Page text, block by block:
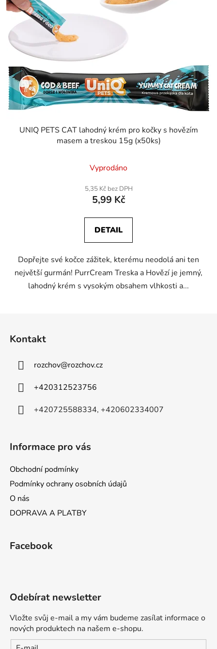
UNIQ PETS CAT lahodný krém pro kočky s hovězím
masem a treskou 15g (x50ks)
Vyprodáno
5,35 Kč bez DPH
5,99 Kč
DETAIL
Dopřejte své kočce zážitek, kterému neodolá ani ten
největší gurmán! PurrCream Treska a Hovězí je jemný,
lahodný krém s vysokým obsahem vlhkosti a...
Kontakt
rozchov@rozchov.cz
+420312523756
+420725588334, +420602334007
Informace pro vás
Obchodní podmínky
Podmínky ochrany osobních údajů
O nás
DOPRAVA A PLATBY
Facebook
Odebírat newsletter
Vložte svůj e-mail a my vám budeme zasílat informace o
nových produktech na našem e-shopu.